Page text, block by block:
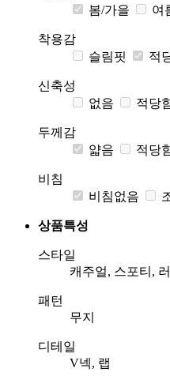
봄/가을
여
착용감
슬림핏
적
신축성
없음
적당
두께감
얇음
적당
비침
비침없음
상품특성
스타일
캐주얼, 스포티,
패턴
무지
디테일
V넥, 랩